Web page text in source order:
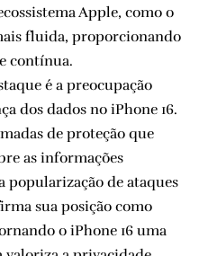
Apple, como o
fluida, proporcionando
contínua.
é a preocupação
dos dados no iPhone 16.
de proteção que
as informações
popularização de ataques
sua posição como
o iPhone 16 uma